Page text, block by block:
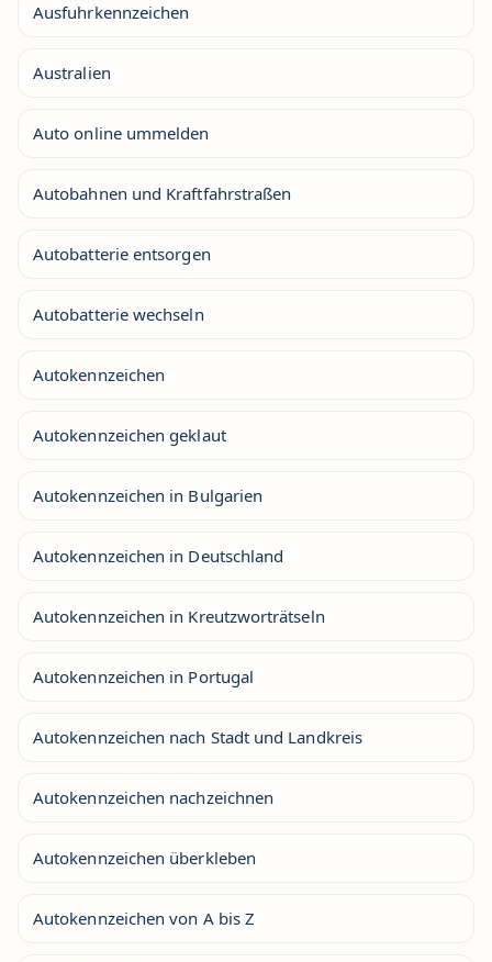
Ausfuhrkennzeichen
Australien
Auto online ummelden
Autobahnen und Kraftfahrstraßen
Autobatterie entsorgen
Autobatterie wechseln
Autokennzeichen
Autokennzeichen geklaut
Autokennzeichen in Bulgarien
Autokennzeichen in Deutschland
Autokennzeichen in Kreutzworträtseln
Autokennzeichen in Portugal
Autokennzeichen nach Stadt und Landkreis
Autokennzeichen nachzeichnen
Autokennzeichen überkleben
Autokennzeichen von A bis Z